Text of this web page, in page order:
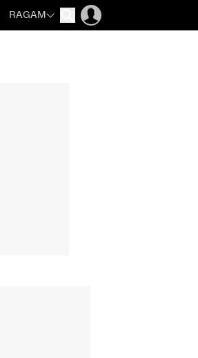
RAGAM